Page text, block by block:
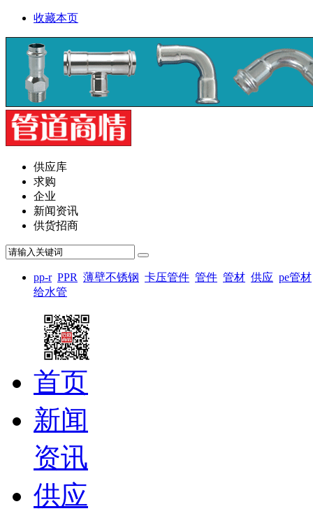
收藏本页
供应库
求购
企业
新闻资讯
供货招商
pp-r PPR 薄壁不锈钢 卡压管件 管件 管材 供应 pe管材
给水管
首页
新闻
资讯
供应